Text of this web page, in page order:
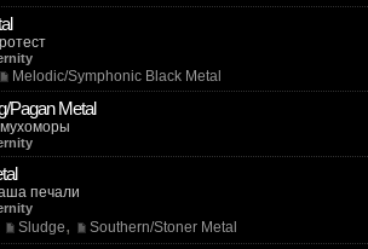
Melodic/Symphonic Black Metal
Pagan Metal
печали
Sludge, Southern/Stoner Metal